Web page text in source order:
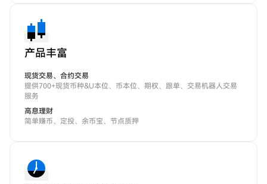
产品丰富
现货交易、合约交易
提供700+现货币种&U本位、币本位、期权、跟单、交易机器人交易
服务
高息理财
简单赚币、定投、余币宝、节点质押